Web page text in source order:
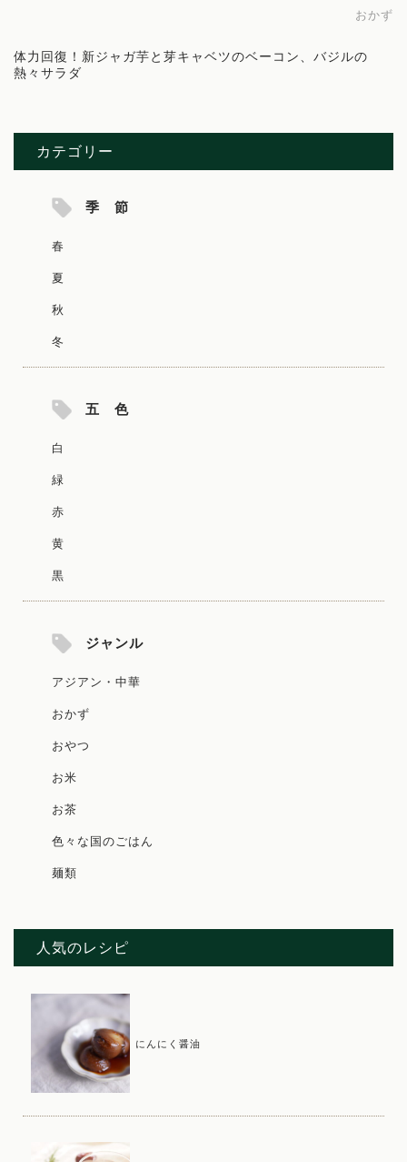
おかず
体力回復！新ジャガ芋と芽キャベツのベーコン、バジルの
熱々サラダ
カテゴリー
季 節
春
夏
秋
冬
五 色
白
緑
赤
黄
黒
ジャンル
アジアン・中華
おかず
おやつ
お米
お茶
色々な国のごはん
麺類
人気のレシピ
にんにく醤油